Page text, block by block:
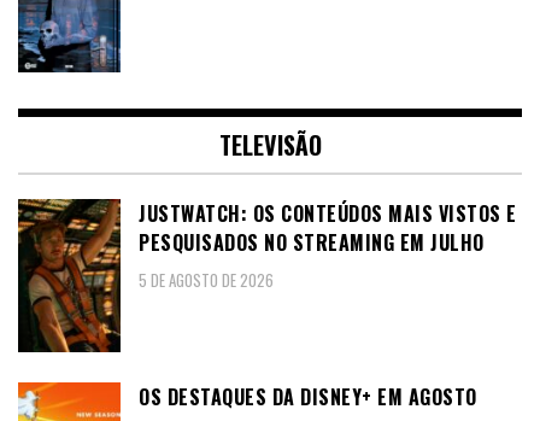
TELEVISÃO
JUSTWATCH: OS CONTEÚDOS MAIS VISTOS E
PESQUISADOS NO STREAMING EM JULHO
5 DE AGOSTO DE 2026
OS DESTAQUES DA DISNEY+ EM AGOSTO